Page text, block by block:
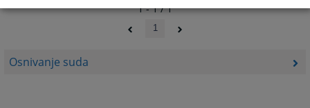
Osnivanje suda
1 - 1 / 1
1